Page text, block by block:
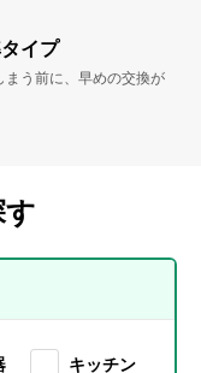
イプ
う前に、早めの交換が
キッチン